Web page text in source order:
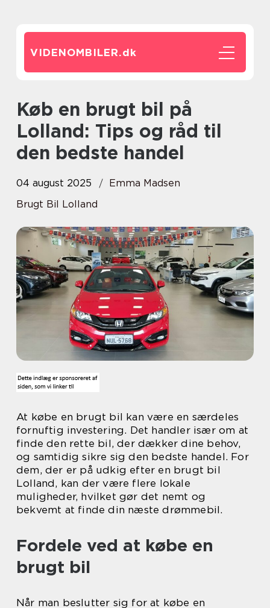
VIDENOMBILER.dk
Køb en brugt bil på
Lolland: Tips og råd til
den bedste handel
04 august 2025
Emma Madsen
Brugt Bil Lolland
At købe en brugt bil kan være en særdeles
fornuftig investering. Det handler især om at
finde den rette bil, der dækker dine behov,
og samtidig sikre sig den bedste handel. For
dem, der er på udkig efter en brugt bil
Lolland, kan der være flere lokale
muligheder, hvilket gør det nemt og
bekvemt at finde din næste drømmebil.
Fordele ved at købe en
brugt bil
Når man beslutter sig for at købe en